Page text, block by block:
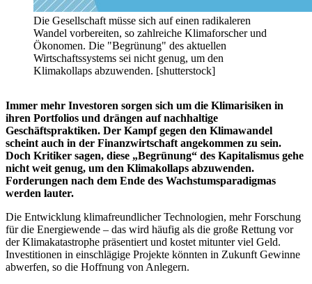
Die Gesellschaft müsse sich auf einen radikaleren
Wandel vorbereiten, so zahlreiche Klimaforscher und
Ökonomen. Die "Begrünung" des aktuellen
Wirtschaftssystems sei nicht genug, um den
Klimakollaps abzuwenden. [shutterstock]
Immer mehr Investoren sorgen sich um die Klimarisiken in
ihren Portfolios und drängen auf nachhaltige
Geschäftspraktiken. Der Kampf gegen den Klimawandel
scheint auch in der Finanzwirtschaft angekommen zu sein.
Doch Kritiker sagen, diese „Begrünung“ des Kapitalismus gehe
nicht weit genug, um den Klimakollaps abzuwenden.
Forderungen nach dem Ende des Wachstumsparadigmas
werden lauter.
Die Entwicklung klimafreundlicher Technologien, mehr Forschung
für die Energiewende – das wird häufig als die große Rettung vor
der Klimakatastrophe präsentiert und kostet mitunter viel Geld.
Investitionen in einschlägige Projekte könnten in Zukunft Gewinne
abwerfen, so die Hoffnung von Anlegern.